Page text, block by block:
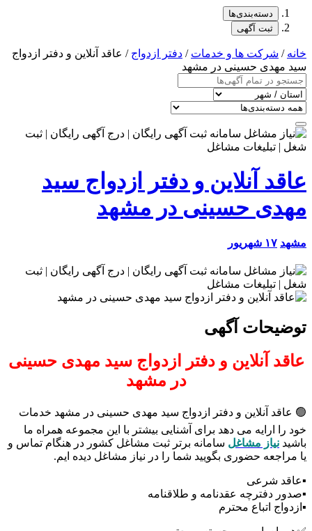
دسته‌بندی‌ها
ثبت آگهی
خانه/ شرکت ها و خدمات/ دفتر ازدواج/ عاقد آنلاین و دفتر ازدواج
سید مهدی حسینی در مشهد
عاقد آنلاین و دفتر ازدواج سید
مهدی حسینی در مشهد
مشهد ۱۷ شهریور
توضیحات آگهی
عاقد آنلاین و دفتر ازدواج سید مهدی حسینی
در مشهد
🟢 عاقد آنلاین و دفتر ازدواج سید مهدی حسینی در مشهد خدمات
خود را ارایه می دهد برای آشنایی بیشتر با این مجموعه همراه ما
باشید نیاز مشاغلسامانه برتر ثبت مشاغل کشور در هنگام تماس و
یا مراجعه حضوری بگویید شما را در نیاز مشاغل دیده ایم.
▪️عاقد شرعی
▪️صدور دفترچه عقدنامه و طلاقنامه
▪️ازدواج اتباع محترم